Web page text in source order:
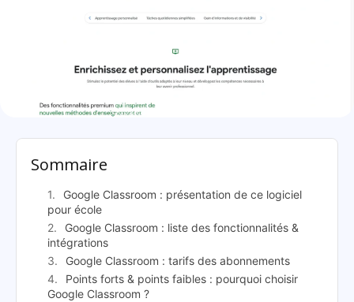
Google Classroom: présentation
Sommaire
Google Classroom : présentation de ce logiciel
pour école
Google Classroom : liste des fonctionnalités &
intégrations
Google Classroom : tarifs des abonnements
Points forts & points faibles : pourquoi choisir
Google Classroom ?